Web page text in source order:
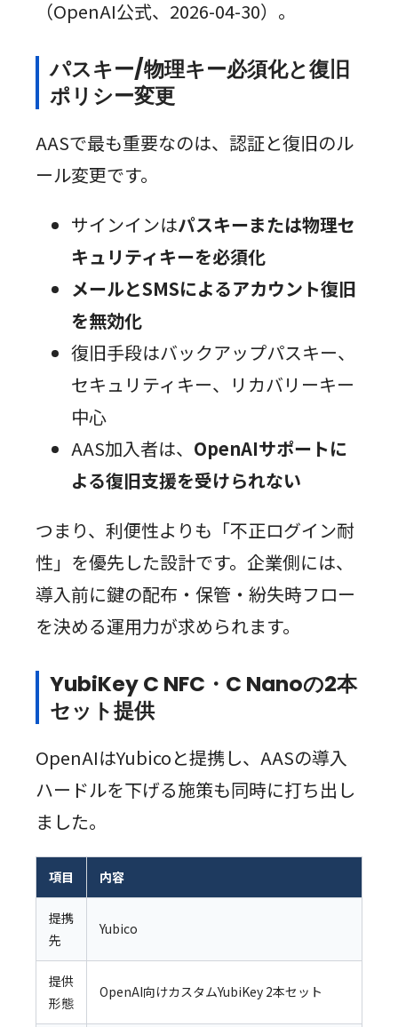
（OpenAI公式、2026-04-30）。
パスキー/物理キー必須化と復旧
ポリシー変更
AASで最も重要なのは、認証と復旧のル
ール変更です。
サインインはパスキーまたは物理セ
キュリティキーを必須化
メールとSMSによるアカウント復旧
を無効化
復旧手段はバックアップパスキー、
セキュリティキー、リカバリーキー
中心
AAS加入者は、 OpenAIサポートに
よる復旧支援を受けられない
つまり、利便性よりも「不正ログイン耐
性」を優先した設計です。企業側には、
導入前に鍵の配布・保管・紛失時フロー
を決める運用力が求められます。
YubiKey C NFC・C Nanoの2本
セット提供
OpenAIはYubicoと提携し、AASの導入
ハードルを下げる施策も同時に打ち出し
ました。
項目 内容
提携
先
Yubico
提供
形態
OpenAI向けカスタムYubiKey 2本セット